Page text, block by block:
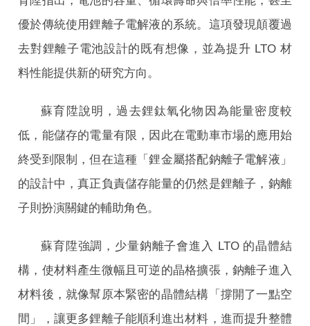
優於傳統使用鋰離子電解液的系統。這項發現顛覆過
去對鋰離子電池設計的既有想像，並為提升 LTO 材
料性能提供新的研究方向。
蘇育陞說明，過去鋰鈦氧化物因為能量密度較
低，能儲存的電量有限，因此在電動車市場的應用始
終受到限制，但在這種「鋰金屬搭配鈉離子電解液」
的設計中，真正負責儲存能量的仍然是鋰離子，鈉離
子則扮演關鍵的輔助角色。
蘇育陞強調，少量鈉離子會進入 LTO 的晶體結
構，使材料產生微幅且可逆的晶格擴張，鈉離子進入
材料後，就像幫原本緊密的晶體結構「撐開了一點空
間」，讓更多鋰離子能順利進出材料，進而提升整體